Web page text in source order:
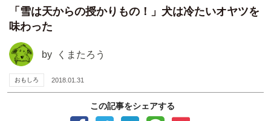
「雪は天からの授かりもの！」犬は冷たいオヤツを
味わった
by くまたろう
おもしろ 2018.01.31
この記事をシェアする